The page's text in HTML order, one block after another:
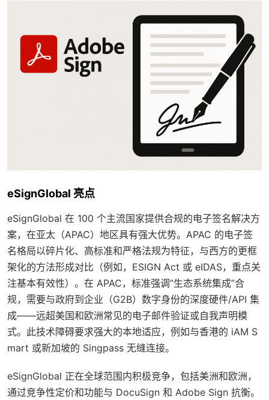
eSignGlobal 亮点
eSignGlobal 在 100 个主流国家提供合规的电子签名解决方
案，在亚太（APAC）地区具有强大优势。APAC 的电子签
名格局以碎片化、高标准和严格法规为特征，与西方的更框
架化的方法形成对比（例如，ESIGN Act 或 eIDAS，重点关
注基本有效性）。在 APAC，标准强调“生态系统集成”合
规，需要与政府到企业（G2B）数字身份的深度硬件/API 集
成——远超美国和欧洲常见的电子邮件验证或自我声明模
式。此技术障碍要求强大的本地适应，例如与香港的 iAM S
mart 或新加坡的 Singpass 无缝连接。
eSignGlobal 正在全球范围内积极竞争，包括美洲和欧洲，
通过竞争性定价和功能与 DocuSign 和 Adobe Sign 抗衡。